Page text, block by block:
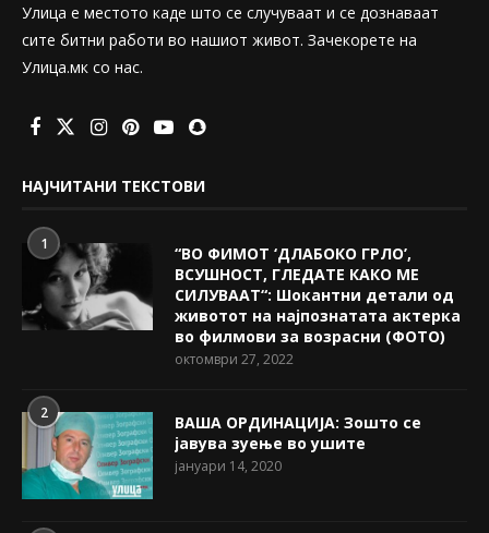
Улица е местото каде што се случуваат и се дознаваат
сите битни работи во нашиот живот. Зачекорете на
Улица.мк со нас.
НАЈЧИТАНИ ТЕКСТОВИ
1
“ВО ФИМОТ ‘ДЛАБОКО ГРЛО’,
ВСУШНОСТ, ГЛЕДАТЕ КАКО МЕ
СИЛУВААТ“: Шокантни детали од
животот на најпознатата актерка
во филмови за возрасни (ФОТО)
октомври 27, 2022
2
ВАША ОРДИНАЦИЈА: Зошто се
јавува зуење во ушите
јануари 14, 2020